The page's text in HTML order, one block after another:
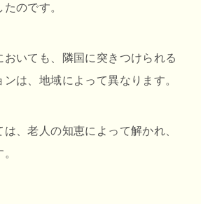
のです。
おいても、隣国に突きつけられる
は、地域によって異なります。
、老人の知恵によって解かれ、